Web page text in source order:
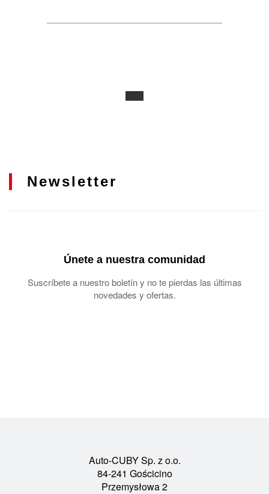
Newsletter
Únete a nuestra comunidad
Suscríbete a nuestro boletín y no te pierdas las últimas
novedades y ofertas.
Auto-CUBY Sp. z o.o.
84-241 Gościcino
Przemysłowa 2